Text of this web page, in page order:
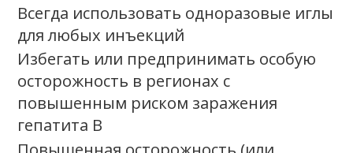
Всегда использовать одноразовые иглы
для любых инъекций
Избегать или предпринимать особую
осторожность в регионах с
повышенным риском заражения
гепатита В